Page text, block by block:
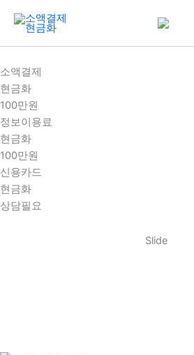
건
너
뛰
기
소액결제
현금화
100만원
정보이용료
현금화
100만원
신용카드
현금화
상담필요
Slide